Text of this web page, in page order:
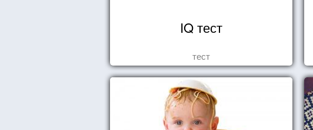
IQ тест
тест